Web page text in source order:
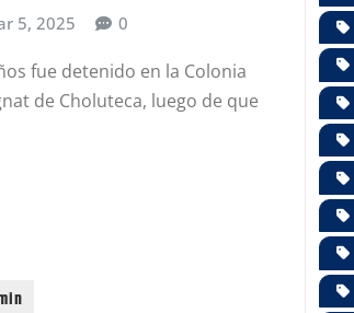
5, 2025 0
fue detenido en la Colonia
de Choluteca, luego de que